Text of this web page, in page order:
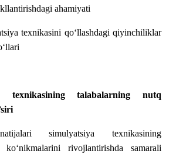
ahamiyati
texnikasini qo‘llashdagi qiyinchiliklar
texnikasining talabalarning nutq
simulyatsiya texnikasining
rivojlantirishda samarali